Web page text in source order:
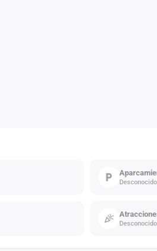
Desconocido
Desconocido